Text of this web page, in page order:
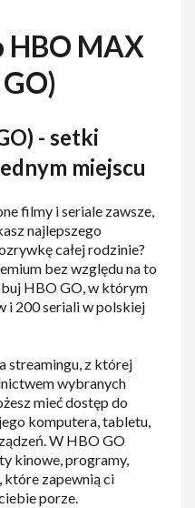
HBO MAX
- setki
miejscu
filmy i seriale zawsze,
najlepszego
całej rodzinie?
bez względu na to
HBO GO, w którym
i 200 seriali w polskiej
streamingu, z której
wybranych
mieć dostęp do
komputera, tabletu,
W HBO GO
kinowe, programy,
które zapewnią ci
porze.